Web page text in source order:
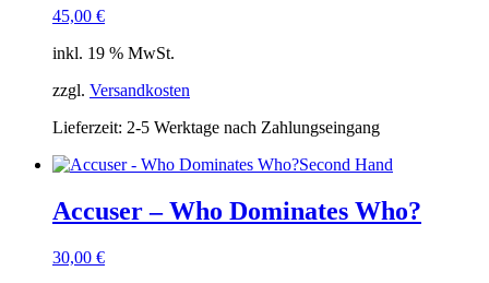
45,00 €
inkl. 19 % MwSt.
zzgl. Versandkosten
Lieferzeit: 2-5 Werktage nach Zahlungseingang
Second Hand
Accuser – Who Dominates Who?
30,00 €